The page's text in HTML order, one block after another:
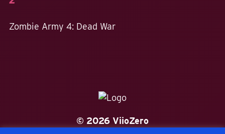
Zombie Army 4: Dead War
© 2026 ViioZero